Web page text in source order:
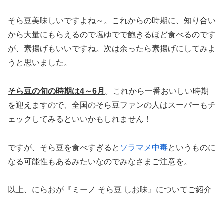
そら豆美味しいですよね～。これからの時期に、知り合い
から大量にもらえるので塩ゆでで飽きるほど食べるのです
が、素揚げもいいですね。次は余ったら素揚げにしてみよ
うと思いました。
そら豆の旬の時期は4～6月 。これから一番おいしい時期
を迎えますので、全国のそら豆ファンの人はスーパーもチ
ェックしてみるといいかもしれません！
ですが、そら豆を食べすぎると ソラマメ中毒というものに
なる可能性もあるみたいなのでみなさまご注意を。
以上、にらおが『ミーノ そら豆 しお味』についてご紹介